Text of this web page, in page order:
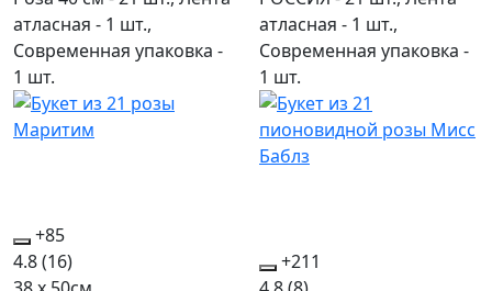
атласная - 1 шт.,
Современная упаковка -
1 шт.
атласная - 1 шт.,
Современная упаковка -
1 шт.
+85
4.8(16)
+211